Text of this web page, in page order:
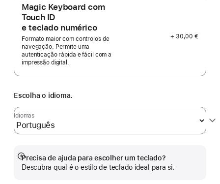
Magic Keyboard com
Touch ID
e teclado numérico
Formato maior com controlos de
navegação. Permite uma
autenticação rápida e fácil com a
impressão digital.
+ 30,00 €
Escolha o idioma.
Idiomas
Precisa de ajuda para escolher um teclado?
Descubra qual é o estilo de teclado ideal para si.
Veja
mais